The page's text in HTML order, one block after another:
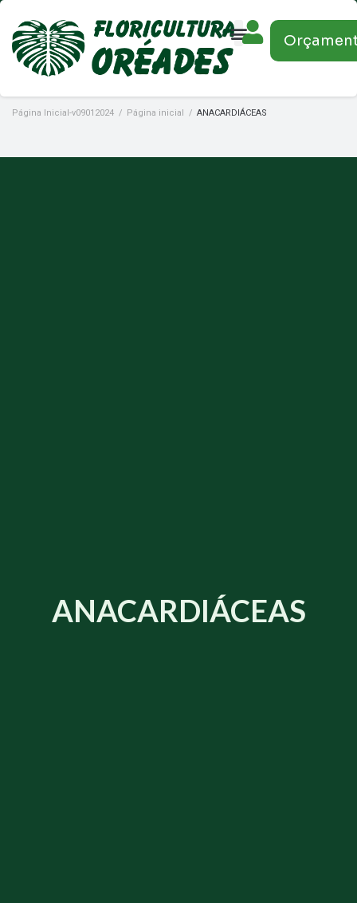
Página Inicial-v09012024 / Página inicial / ANACARDIÁCEAS
ANACARDIÁCEAS